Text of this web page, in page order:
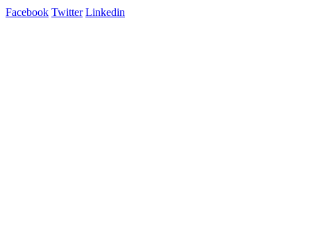
Facebook Twitter Linkedin